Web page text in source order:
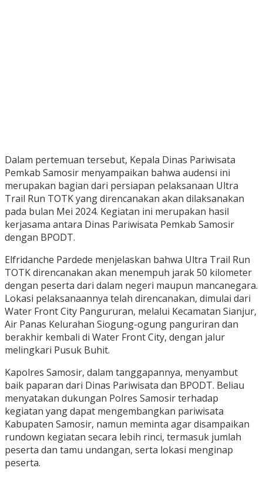
Dalam pertemuan tersebut, Kepala Dinas Pariwisata
Pemkab Samosir menyampaikan bahwa audensi ini
merupakan bagian dari persiapan pelaksanaan Ultra
Trail Run TOTK yang direncanakan akan dilaksanakan
pada bulan Mei 2024. Kegiatan ini merupakan hasil
kerjasama antara Dinas Pariwisata Pemkab Samosir
dengan BPODT.
Elfridanche Pardede menjelaskan bahwa Ultra Trail Run
TOTK direncanakan akan menempuh jarak 50 kilometer
dengan peserta dari dalam negeri maupun mancanegara.
Lokasi pelaksanaannya telah direncanakan, dimulai dari
Water Front City Pangururan, melalui Kecamatan Sianjur,
Air Panas Kelurahan Siogung-ogung panguriran dan
berakhir kembali di Water Front City, dengan jalur
melingkari Pusuk Buhit.
Kapolres Samosir, dalam tanggapannya, menyambut
baik paparan dari Dinas Pariwisata dan BPODT. Beliau
menyatakan dukungan Polres Samosir terhadap
kegiatan yang dapat mengembangkan pariwisata
Kabupaten Samosir, namun meminta agar disampaikan
rundown kegiatan secara lebih rinci, termasuk jumlah
peserta dan tamu undangan, serta lokasi menginap
peserta.